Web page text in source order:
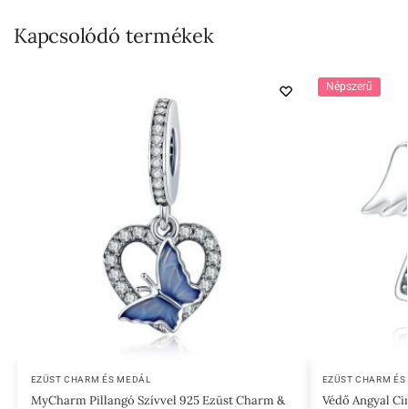
Kapcsolódó termékek
EZÜST CHARM ÉS MEDÁL
MyCharm Pillangó Szívvel 925 Ezüst Charm &
Népszerű
EZÜST CHARM
Védő Angyal